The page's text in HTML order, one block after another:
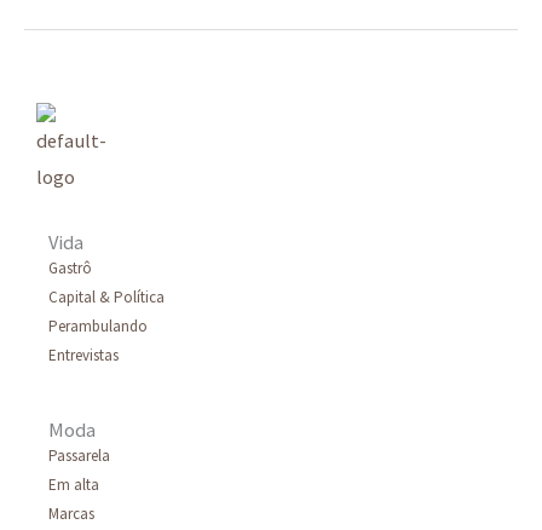
Vida
Gastrô
Capital & Política
Perambulando
Entrevistas
Moda
Passarela
Em alta
Marcas